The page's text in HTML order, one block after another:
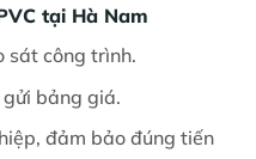
tại Hà Nam
sát công trình.
bảng giá.
đảm bảo đúng tiến